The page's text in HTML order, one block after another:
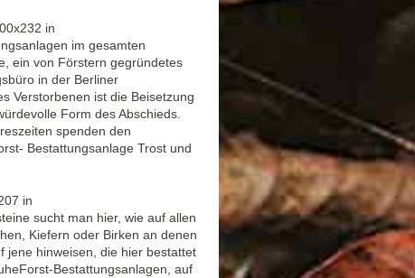
im gesamten
ein von Förstern gegründetes
in der Berliner
Verstorbenen ist die Beisetzung
Form des Abschieds.
spenden den
Bestattungsanlage Trost und
sucht man hier, wie auf allen
Kiefern oder Birken an denen
jene hinweisen, die hier bestattet
Bestattungsanlagen, auf